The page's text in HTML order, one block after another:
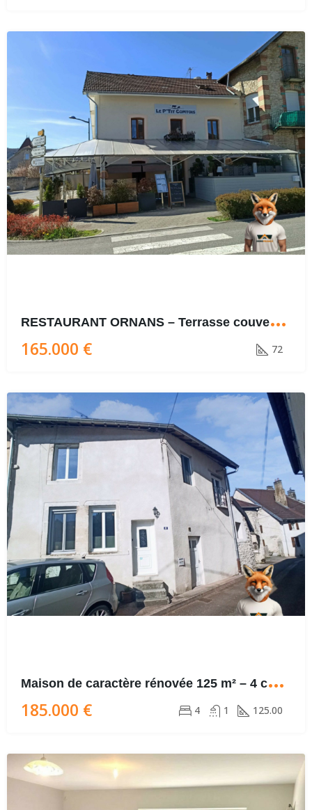
R
ESTAURANT ORNANS – Terrasse couverte – Faible loyer – vente cause NOUVEAU PROJET –
165.000 € 72
M
aison de caractère rénovée 125 m² – 4 chambres – Très faible consommation (DPE B) – Fort potentiel – Vallée de la Loue
185.000 € 4 1 125.00